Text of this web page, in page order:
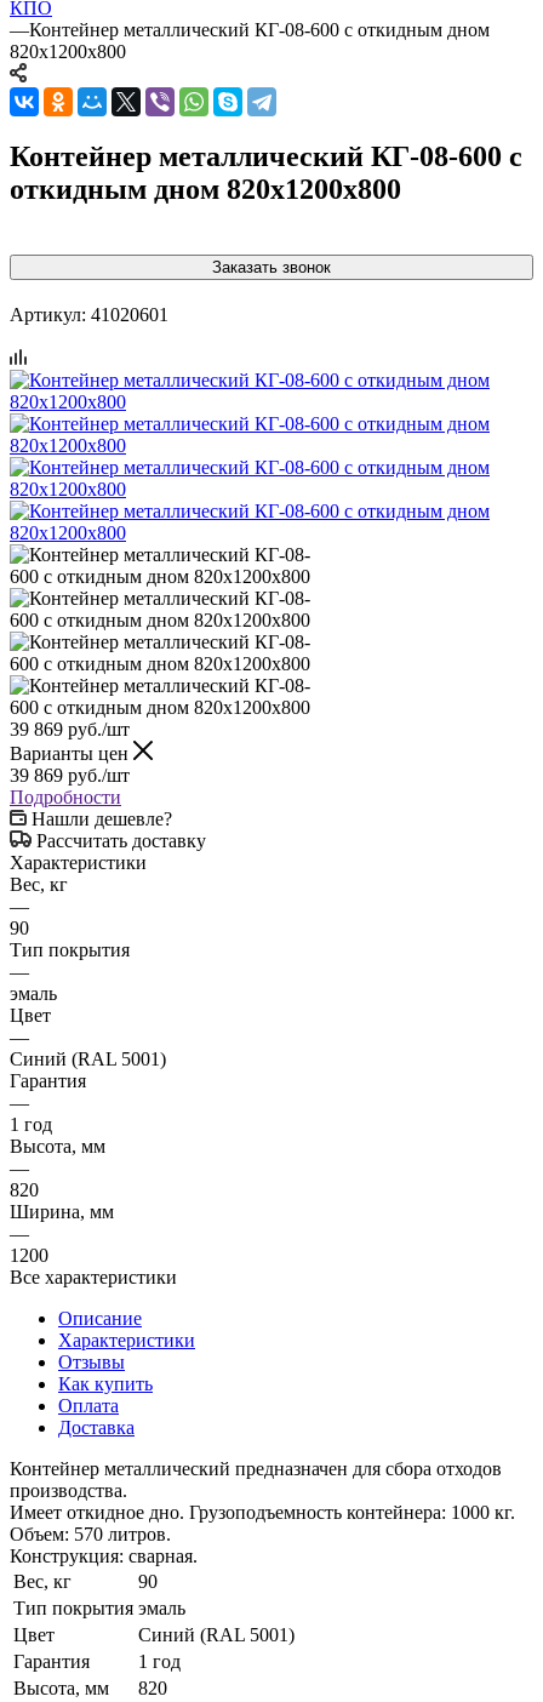
КПО
—Контейнер металлический КГ-08-600 с откидным дном
820х1200х800
Контейнер металлический КГ-08-600 с
откидным дном 820х1200х800
Заказать звонок
Артикул: 41020601
39 869 руб./шт
Варианты цен
39 869 руб./шт
Подробности
Нашли дешевле?
Рассчитать доставку
Характеристики
Вес, кг
—
90
Тип покрытия
—
эмаль
Цвет
—
Синий (RAL 5001)
Гарантия
—
1 год
Высота, мм
—
820
Ширина, мм
—
1200
Все характеристики
Описание
Характеристики
Отзывы
Как купить
Оплата
Доставка
Контейнер металлический предназначен для сбора отходов
производства.
Имеет откидное дно. Грузоподъемность контейнера: 1000 кг.
Объем: 570 литров.
Конструкция: сварная.
Вес, кг
90
Тип покрытия эмаль
Цвет
Синий (RAL 5001)
Гарантия
1 год
Высота, мм
820